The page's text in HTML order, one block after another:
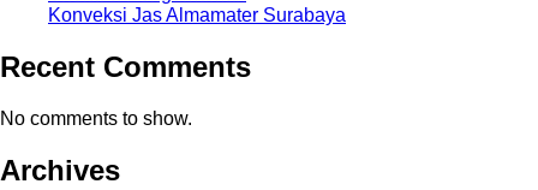
Konveksi Jas Almamater Surabaya
Recent Comments
No comments to show.
Archives